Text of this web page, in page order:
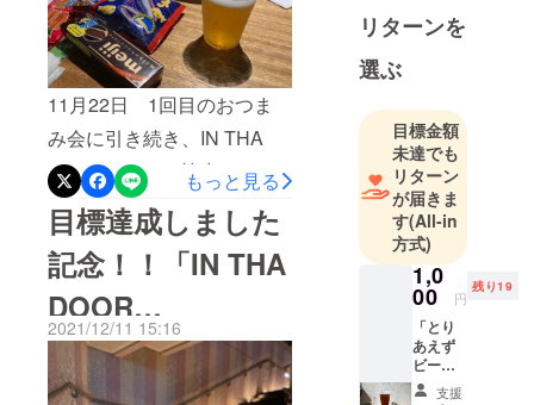
テーブルに飾られた
「WELCOME」の文字はな
んとすぎの木でできていま
す！おつまみ投票では、お
つまみ会で学生が厳選した
５つのお菓子をお客様に食
べ比べて頂き、投票して頂
きました。気になる結果は
この記事の最後で発表しま
す！試飲会が始まる前に、
私たちも出来たてのすぎの
葉ビールを試飲させて頂き
11月22日 1回目のおつま
み会に引き続き、IN THA
DOORさんにご協力いただ
き、お店にうかがわせてい
ただきました！（おつまみ
会 = 週1で行っている「定例
会議」で決定した案で、学
生たちがクラウドファン
ディングに支援してもらっ
もっと見る
目標達成しました
記念！！「IN THA
DOOR
BREWING」まで
の道案内作りまし
2021/12/11 15:16
進めていま
す。
リターンを
選ぶ
目標金額
未達でも
リターン
が届きま
す(All-in
方式)
1,0
00 円
残り19
「とり
あえず
ビール1
杯！！
支援